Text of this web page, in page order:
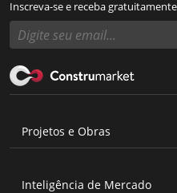
Inscreva-se e receba gratuitamente
Projetos e Obras
Inteligência de Mercado